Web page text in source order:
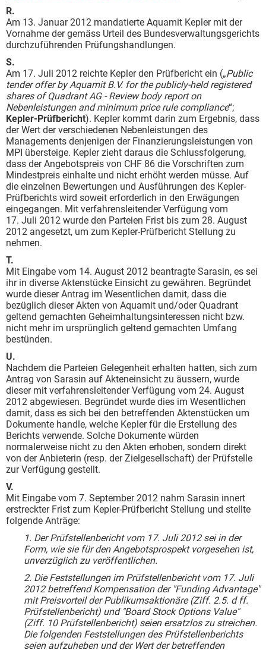
R.
Am 13. Januar 2012 mandatierte Aquamit Kepler mit der
Vornahme der gemäss Urteil des Bundesverwaltungsgerichts
durchzuführenden Prüfungshandlungen.
S.
Am 17. Juli 2012 reichte Kepler den Prüfbericht ein („Public
tender offer by Aquamit B.V. for the publicly-held registered
shares of Quadrant AG - Review body report on
Nebenleistungen and minimum price rule compliance“;
Kepler-Prüfbericht). Kepler kommt darin zum Ergebnis, dass
der Wert der verschiedenen Nebenleistungen des
Managements denjenigen der Finanzierungsleistungen von
MPI übersteige. Kepler zieht daraus die Schlussfolgerung,
dass der Angebotspreis von CHF 86 die Vorschriften zum
Mindestpreis einhalte und nicht erhöht werden müsse. Auf
die einzelnen Bewertungen und Ausführungen des Kepler-
Prüfberichts wird soweit erforderlich in den Erwägungen
eingegangen. Mit verfahrensleitender Verfügung vom
17. Juli 2012 wurde den Parteien Frist bis zum 28. August
2012 angesetzt, um zum Kepler-Prüfbericht Stellung zu
nehmen.
T.
Mit Eingabe vom 14. August 2012 beantragte Sarasin, es sei
ihr in diverse Aktenstücke Einsicht zu gewähren. Begründet
wurde dieser Antrag im Wesentlichen damit, dass die
bezüglich dieser Akten von Aquamit und/oder Quadrant
geltend gemachten Geheimhaltungsinteressen nicht bzw.
nicht mehr im ursprünglich geltend gemachten Umfang
bestünden.
U.
Nachdem die Parteien Gelegenheit erhalten hatten, sich zum
Antrag von Sarasin auf Akten­einsicht zu äussern, wurde
dieser mit verfahrensleitender Verfügung vom 24. August
2012 abgewiesen. Begründet wurde dies im Wesentlichen
damit, dass es sich bei den betreffenden Aktenstücken um
Dokumente handle, welche Kepler für die Erstellung des
Berichts verwende. Solche Dokumente würden
normalerweise nicht zu den Akten erhoben, sondern direkt
von der Anbieterin (resp. der Zielgesellschaft) der Prüfstelle
zur Verfügung gestellt.
V.
Mit Eingabe vom 7. September 2012 nahm Sarasin innert
erstreckter Frist zum Kepler-Prüf­bericht Stellung und stellte
folgende Anträge:
1. Der Prüfstellenbericht vom 17. Juli 2012 sei in der
Form, wie sie für den Angebotsprospekt vorgesehen ist,
unverzüglich zu veröffentlichen.
2. Die Feststellungen im Prüfstellenbericht vom 17. Juli
2012 betreffend Kompensation der "Funding Advantage"
mit Preisvorteil der Publikumsaktionäre (Ziff. 2.5. d ff.
Prüfstellenbericht) und "Board Stock Options Value"
(Ziff. 10 Prüfstellenbericht) seien ersatzlos zu streichen.
Die folgenden Feststellungen des Prüfstellenberichts
seien aufzuheben und der Wert der betreffenden